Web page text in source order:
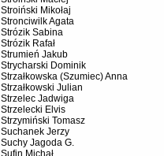
Stroiński Mikołaj
Stronciwilk Agata
Strózik Sabina
Strózik Rafał
Strumień Jakub
Strycharski Dominik
Strzałkowska (Szumiec) Anna
Strzałkowski Julian
Strzelec Jadwiga
Strzelecki Elvis
Strzymiński Tomasz
Suchanek Jerzy
Suchy Jagoda G.
Sufin Michał